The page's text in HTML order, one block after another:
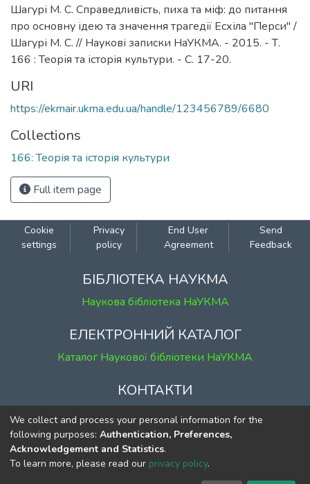
Шагурі М. С. Справедливість, пиха та міф: до питання
про основну ідею та значення трагедії Есхіла "Перси" /
Шагурі М. С. // Наукові записки НаУКМА. - 2015. - Т.
166 : Теорія та історія культури. - С. 17-20.
URI
https://ekmair.ukma.edu.ua/handle/123456789/6680
Collections
166: Теорія та історія культури
Full item page
Cookie
settings
Privacy
policy
End User
Agreement
Send
Feedback
БІБЛІОТЕКА НАУКМА
Наукова бібліотека НаУКМА
ЕЛЕКТРОННИЙ КАТАЛОГ
Каталог Наукової бібліотеки НаУКМА
КОНТАКТИ
м. Київ, вул. Григорія Сковороди, 2
к. 1, к. 120
тел. (044) 463-69-31
ekmair@ukma.edu.ua
We collect and process your personal information for the
following purposes: Authentication, Preferences,
Acknowledgement and Statistics.
To learn more, please read our privacy policy.